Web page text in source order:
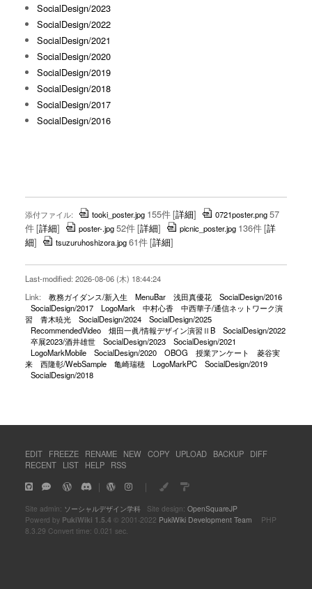
SocialDesign/2023
SocialDesign/2022
SocialDesign/2021
SocialDesign/2020
SocialDesign/2019
SocialDesign/2018
SocialDesign/2017
SocialDesign/2016
添付ファイル: tooki_poster.jpg 155件[詳細] 0721poster.png57
件[詳細] poster-.jpg52件[詳細] picnic_poster.jpg 136件[詳
細] tsuzuruhoshizora.jpg61件[詳細]
Last-modified: 2026-08-06 (木) 18:44:24
Link:
教務ガイダンス/新入生 MenuBar 浅田真優花
SocialDesign/2016
SocialDesign/2017
LogoMark 中村心香
中西華子/通信ネットワーク演
習
青木暁光 SocialDesign/2024
SocialDesign/2025
RecommendedVideo
畑田一眞/情報デザイン演習ⅡB
SocialDesign/2022
卒展2023/酒井雄世
SocialDesign/2023
SocialDesign/2021
LogoMarkMobile
SocialDesign/2020 OBOG 授業アンケート
菱谷実
来
西隆彰/WebSample 亀崎瑞穂 LogoMarkPC
SocialDesign/2019
SocialDesign/2018
EDIT FREEZE RENAME NEW COPY UPLOAD BACKUP
DIFF
RECENT
LIST HELP RSS
｜ ｜
Site admin: ソーシャルデザイン学科Site design: OpenSquareJP
Powerd by PukiWiki 1.5.4 © 2001-2022 PukiWiki Development Team PHP
8.3.29 Convert time: 0.021 sec.